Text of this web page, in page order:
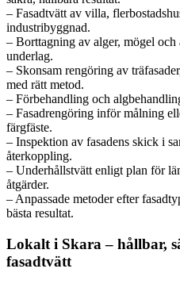
– Fasadtvätt av villa,
industribyggnad.
– Borttagning av alger, mögel
underlag.
– Skonsam rengöring av
med rätt metod.
– Förbehandling och
– Fasadrengöring inför målning
färgfäste.
– Inspektion av fasadens skick i
återkoppling.
– Underhållstvätt enligt plan för
åtgärder.
– Anpassade metoder efter
bästa resultat.
Lokalt i Skara – hållbar,
fasadtvätt